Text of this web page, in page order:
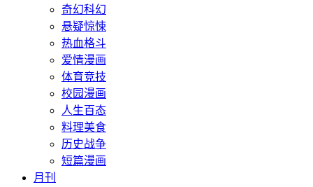
奇幻科幻
悬疑惊悚
热血格斗
爱情漫画
体育竞技
校园漫画
人生百态
料理美食
历史战争
短篇漫画
月刊